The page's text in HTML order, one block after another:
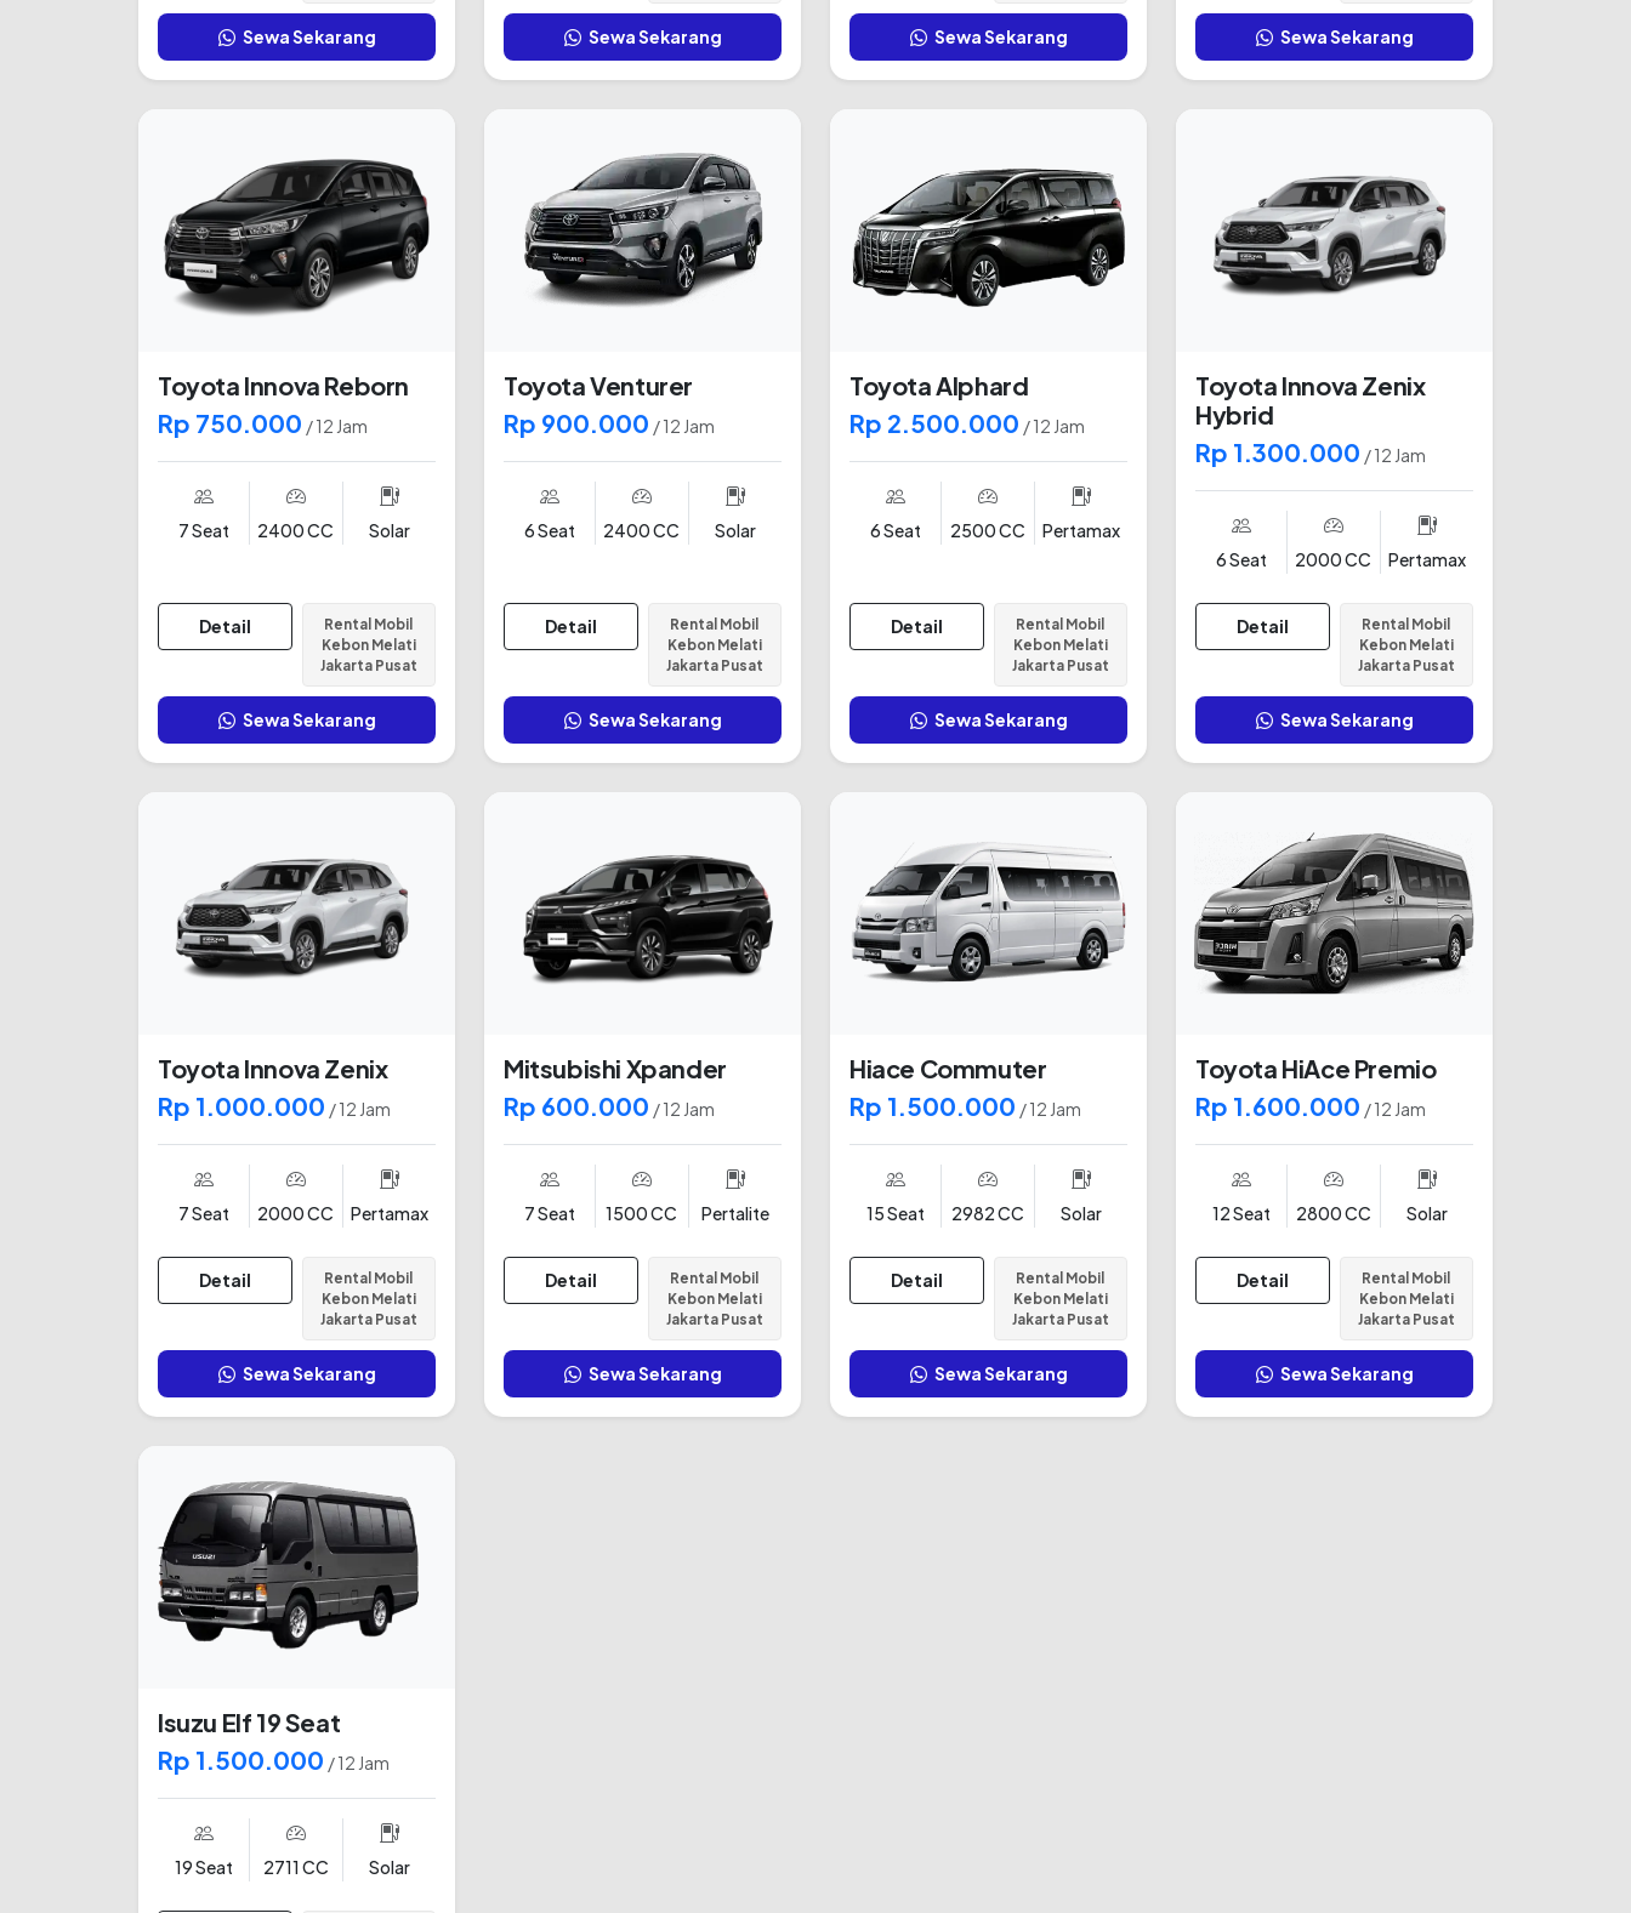
Sewa Sekarang Sewa Sekarang Sewa Sekarang Sewa Sekarang
Toyota Innova Reborn
Rp 750.000 / 12 Jam
7 Seat 2400 CC Solar
Detail
Rental Mobil
Kebon Melati
Jakarta Pusat
Sewa Sekarang
Toyota Venturer
Rp 900.000 / 12 Jam
6 Seat 2400 CC Solar
Detail
Rental Mobil
Kebon Melati
Jakarta Pusat
Sewa Sekarang
Toyota Alphard
Rp 2.500.000 / 12 Jam
6 Seat 2500 CC Pertamax
Detail
Rental Mobil
Kebon Melati
Jakarta Pusat
Sewa Sekarang
Toyota Innova Zenix
Hybrid
Rp 1.300.000 / 12 Jam
6 Seat 2000 CC Pertamax
Detail
Rental Mobil
Kebon Melati
Jakarta Pusat
Sewa Sekarang
Toyota Innova Zenix
Rp 1.000.000 / 12 Jam
7 Seat 2000 CC Pertamax
Detail
Rental Mobil
Kebon Melati
Jakarta Pusat
Sewa Sekarang
Mitsubishi Xpander
Rp 600.000 / 12 Jam
7 Seat 1500 CC Pertalite
Detail
Rental Mobil
Kebon Melati
Jakarta Pusat
Sewa Sekarang
Hiace Commuter
Rp 1.500.000 / 12 Jam
15 Seat 2982 CC Solar
Detail
Rental Mobil
Kebon Melati
Jakarta Pusat
Sewa Sekarang
Toyota HiAce Premio
Rp 1.600.000 / 12 Jam
12 Seat 2800 CC Solar
Detail
Rental Mobil
Kebon Melati
Jakarta Pusat
Sewa Sekarang
Isuzu Elf 19 Seat
Rp 1.500.000 / 12 Jam
19 Seat 2711 CC Solar